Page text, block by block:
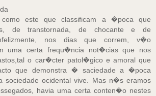
este que classificam a �poca que
de transtornada, de chocante e de
nos dias que correm, v�o
uma certa frequ�ncia not�cias que nos
o car�cter patol�gico e amoral que
que demonstra � saciedade a �poca
sociedade ocidental vive. Mas n�s eramos
havia uma certa conten�o nestes